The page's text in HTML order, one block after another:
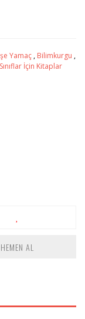
Yamaç , Bilimkurgu ,
İçin Kitaplar
HEMEN AL